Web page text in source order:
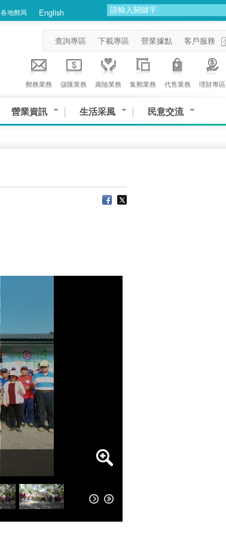
各地郵局 English
查詢專區 下載專區 營業據點 客戶服務
郵務業務 儲匯業務 壽險業務 集郵業務 代售業務 理財專區
營業資訊 生活采風 民意交流